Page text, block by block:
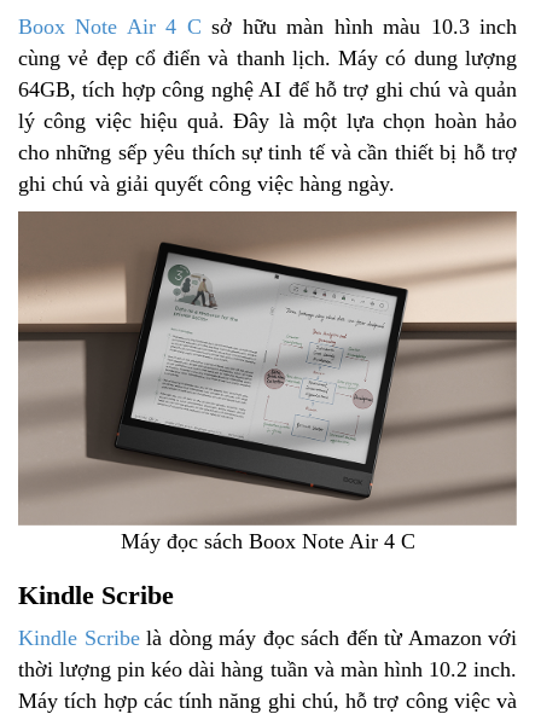
Boox Note Air 4 Csở hữu màn hình màu 10.3 inch
cùng vẻ đẹp cổ điển và thanh lịch. Máy có dung lượng
64GB, tích hợp công nghệ AI để hỗ trợ ghi chú và quản
lý công việc hiệu quả. Đây là một lựa chọn hoàn hảo
cho những sếp yêu thích sự tinh tế và cần thiết bị hỗ trợ
ghi chú và giải quyết công việc hàng ngày.
Máy đọc sách Boox Note Air 4 C
Kindle Scribe
Kindle Scribelà dòng máy đọc sách đến từ Amazon với
thời lượng pin kéo dài hàng tuần và màn hình 10.2 inch.
Máy tích hợp các tính năng ghi chú, hỗ trợ công việc và